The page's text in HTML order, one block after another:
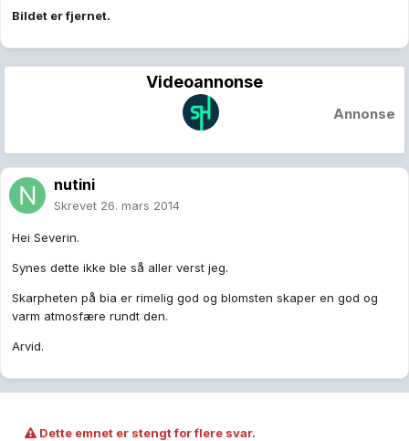
Bildet er fjernet.
Videoannonse
Annonse
nutini
Skrevet 26. mars 2014
Hei Severin.
Synes dette ikke ble så aller verst jeg.
Skarpheten på bia er rimelig god og blomsten skaper en god og
varm atmosfære rundt den.
Arvid.
Dette emnet er stengt for flere svar.